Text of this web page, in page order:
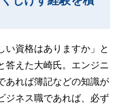
い資格はありますか」と
答えた大崎氏。エンジニ
あれば簿記などの知識が
ジネス職であれば、必ず